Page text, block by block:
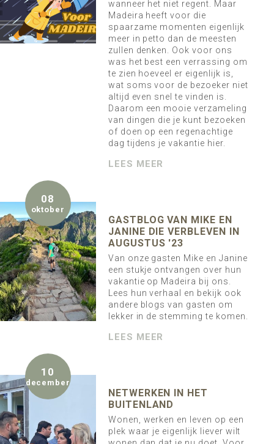
wanneer het niet regent. Maar
Madeira heeft voor die
spaarzame momenten eigenlijk
meer in petto dan de meesten
zullen denken. Ook voor ons
was het best een verrassing om
te zien hoeveel er eigenlijk is,
wat soms voor de bezoeker niet
altijd even snel te vinden is.
Daarom een mooie verzameling
van dingen die je kunt bezoeken
of doen op een regenachtige
dag tijdens je vakantie hier.
LEES MEER
08
oktober
GASTBLOG VAN MIKE EN
JANINE DIE VERBLEVEN IN
AUGUSTUS '23
Van onze gasten Mike en Janine
een stukje ontvangen over hun
vakantie op Madeira bij ons.
Lees hun verhaal en bekijk ook
andere blogs van gasten om
lekker in de stemming te komen.
LEES MEER
10
december
NETWERKEN IN HET
BUITENLAND
Wonen, werken en leven op een
plek waar je eigenlijk liever wilt